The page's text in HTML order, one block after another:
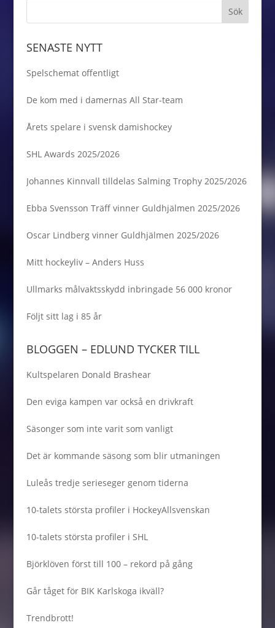
SENASTE NYTT
Spelschemat offentligt
De kom med i damernas All Star-team
Årets spelare i svensk damishockey
SHL Awards 2025/2026
Johannes Kinnvall tilldelas Salming Trophy 2025/2026
Ebba Svensson Träff vinner Guldhjälmen 2025/2026
Oscar Lindberg vinner Guldhjälmen 2025/2026
Mitt hockeyliv – Anders Huss
Ullmarks målvaktsskydd inbringade 56 000 kronor
Följt sitt lag i 85 år
BLOGGEN – EDLUND TYCKER TILL
Kultspelaren Donald Brashear
Den eviga kampen var också en drivkraft
Säsonger som inte varit som vanligt
Det är kommande säsong som blir utmaningen
Luleås tredje serieseger genom tiderna
10-talets största profiler i HockeyAllsvenskan
10-talets största profiler i SHL
Björklöven först till 100 – rekord på gång
Går tåget för BIK Karlskoga ikväll?
Trendbrott!